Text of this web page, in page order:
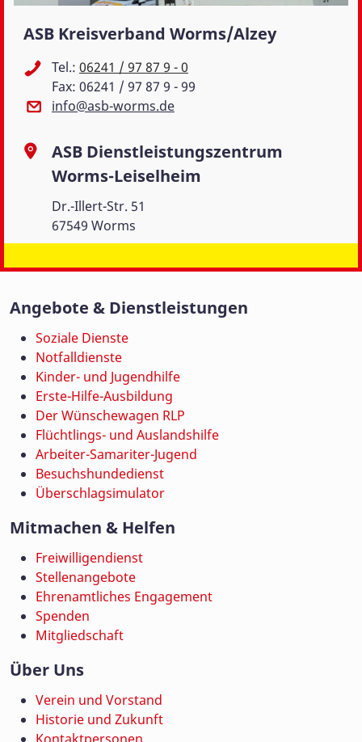
ASB Kreisverband Worms/Alzey
Tel.: 06241 / 97 87 9 - 0
Fax: 06241 / 97 87 9 - 99
info@asb-worms.de
ASB Dienstleistungszentrum
Worms-Leiselheim
Dr.-Illert-Str. 51
67549 Worms
Angebote & Dienstleistungen
Soziale Dienste
Notfalldienste
Kinder- und Jugendhilfe
Erste-Hilfe-Ausbildung
Der Wünschewagen RLP
Flüchtlings- und Auslandshilfe
Arbeiter-Samariter-Jugend
Besuchshundedienst
Überschlagsimulator
Mitmachen & Helfen
Freiwilligendienst
Stellenangebote
Ehrenamtliches Engagement
Spenden
Mitgliedschaft
Über Uns
Verein und Vorstand
Historie und Zukunft